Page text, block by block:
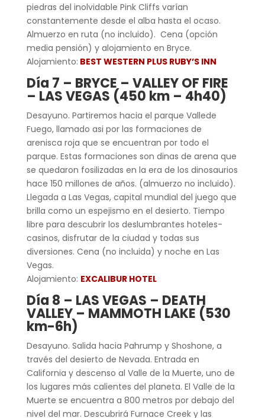
piedras del inolvidable Pink Cliffs varían
constantemente desde el alba hasta el ocaso.
Almuerzo en ruta (no incluido). Cena (opción
media pensión) y alojamiento en Bryce.
Alojamiento: BEST WESTERN PLUS RUBY’S INN
Día 7 – BRYCE – VALLEY OF FIRE
– LAS VEGAS (450 km – 4h40)
Desayuno. Partiremos hacia el parque Vallede
Fuego, llamado asi por las formaciones de
arenisca roja que se encuentran por todo el
parque. Estas formaciones son dinas de arena que
se quedaron fosilizadas en la era de los dinosaurios
hace 150 millones de años. (almuerzo no incluido).
Llegada a Las Vegas, capital mundial del juego que
brilla como un espejismo en el desierto. Tiempo
libre para descubrir los deslumbrantes hoteles-
casinos, disfrutar de la ciudad y todas sus
diversiones. Cena (no incluida) y noche en Las
Vegas.
Alojamiento: EXCALIBUR HOTEL
Día 8 – LAS VEGAS – DEATH
VALLEY – MAMMOTH LAKE (530
km-6h)
Desayuno. Salida hacia Pahrump y Shoshone, a
través del desierto de Nevada. Entrada en
California y descenso al Valle de la Muerte, uno de
los lugares más calientes del planeta. El Valle de la
Muerte se encuentra a 800 metros por debajo del
nivel del mar. Descubrirá Furnace Creek y las